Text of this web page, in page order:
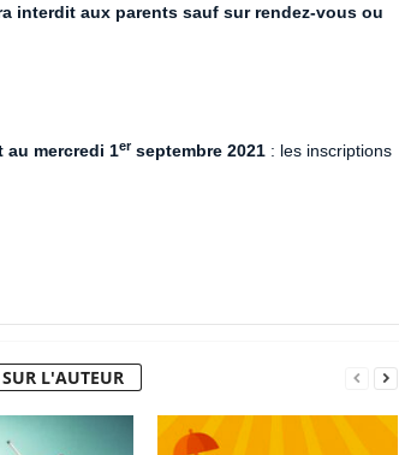
interdit aux parents sauf sur rendez-vous ou
au mercredi 1erseptembre 2021 : les inscriptions
L'AUTEUR